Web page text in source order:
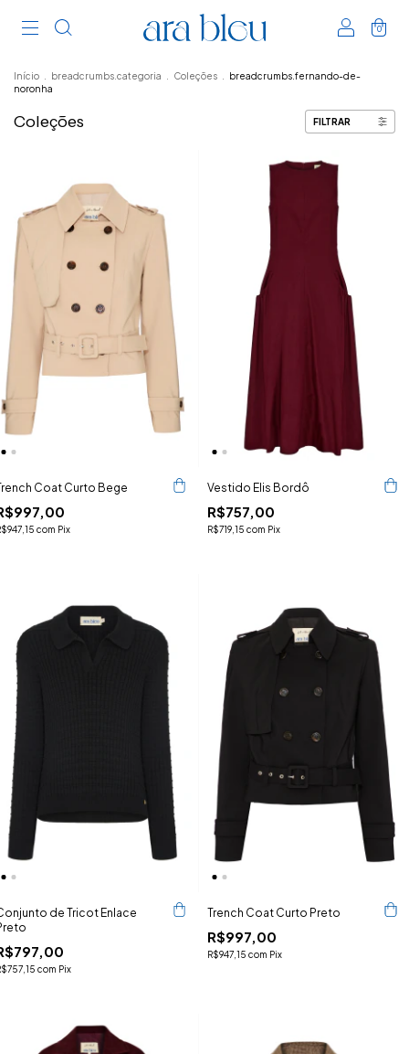
0
Início breadcrumbs.categoria Coleções
breadcrumbs.fernando-de-
noronha
Coleções FILTRAR
Coat Curto Bege
com Pix
Vestido Elis Bordô
R$757,00
R$719,15 com Pix
de Tricot Enlace
com Pix
Trench Coat Curto Preto
R$997,00
R$947,15 com Pix